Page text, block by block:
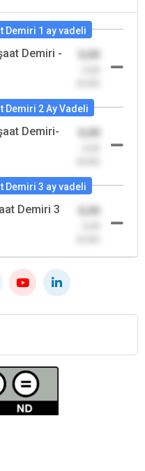
Demiri 1 ay vadeli
Demiri -
Demiri 2 Ay Vadeli
Demiri-
Demiri 3 ay vadeli
Demiri 3